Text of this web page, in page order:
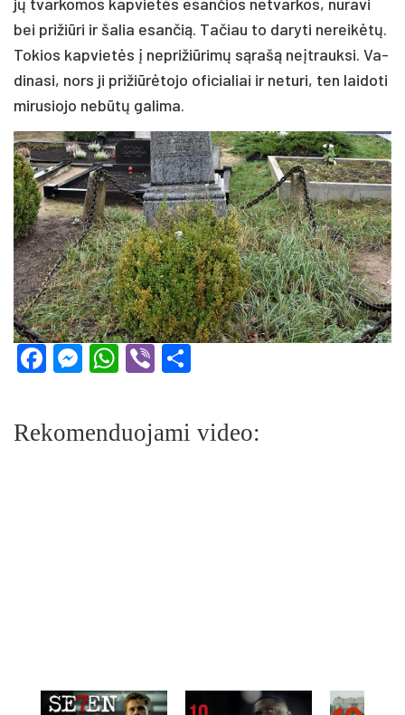
bei pri­žiū­ri ir ša­lia esan­čią. Ta­čiau to da­ry­ti ne­rei­kė­tų.
To­kios kap­vie­tės į ne­pri­žiū­ri­mų są­ra­šą neįt­rauk­si. Va­
di­na­si, nors ji pri­žiū­rė­to­jo ofi­cia­liai ir ne­tu­ri, ten lai­do­ti
mi­ru­sio­jo ne­bū­tų ga­li­ma.
Facebook
Messenger
WhatsApp
Viber
Rekomenduojami video: